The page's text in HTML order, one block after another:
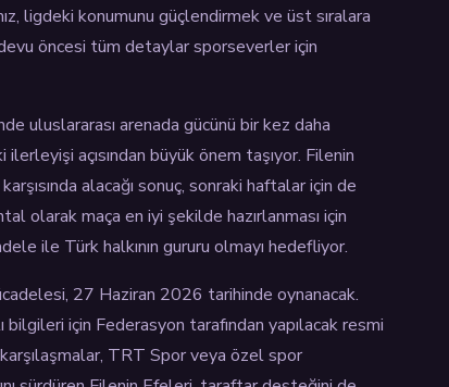
ligdeki konumunu güçlendirmek ve üst sıralara
öncesi tüm detaylar sporseverler için
uluslararası arenada gücünü bir kez daha
açısından büyük önem taşıyor. Filenin
alacağı sonuç, sonraki haftalar için de
olarak maça en iyi şekilde hazırlanması için
ile Türk halkının gururu olmayı hedefliyor.
27 Haziran 2026 tarihinde oynanacak.
için Federasyon tarafından yapılacak resmi
TRT Spor veya özel spor